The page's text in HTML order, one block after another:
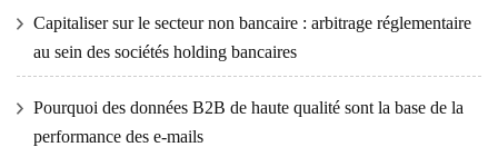
Capitaliser sur le secteur non bancaire : arbitrage réglementaire
au sein des sociétés holding bancaires
Pourquoi des données B2B de haute qualité sont la base de la
performance des e-mails